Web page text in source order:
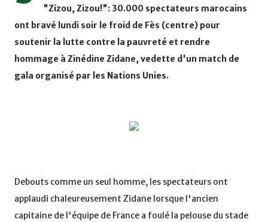
"Zizou, Zizou!": 30.000 spectateurs marocains
ont bravé lundi soir le froid de Fès (centre) pour
soutenir la lutte contre la pauvreté et rendre
hommage à Zinédine Zidane, vedette d'un match de
gala organisé par les Nations Unies.
Debouts comme un seul homme, les spectateurs ont
applaudi chaleureusement Zidane lorsque l'ancien
capitaine de l'équipe de France a foulé la pelouse du stade